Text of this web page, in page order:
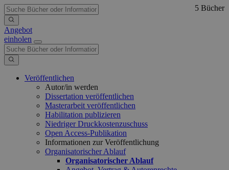
Angebot
einholen
Veröffentlichen
Autor/in werden
Dissertation veröffentlichen
Masterarbeit veröffentlichen
Habilitation publizieren
Niedriger Druckkostenzuschuss
Open Access-Publikation
Informationen zur Veröffentlichung
Organisatorischer Ablauf
Organisatorischer Ablauf
5 Bücher